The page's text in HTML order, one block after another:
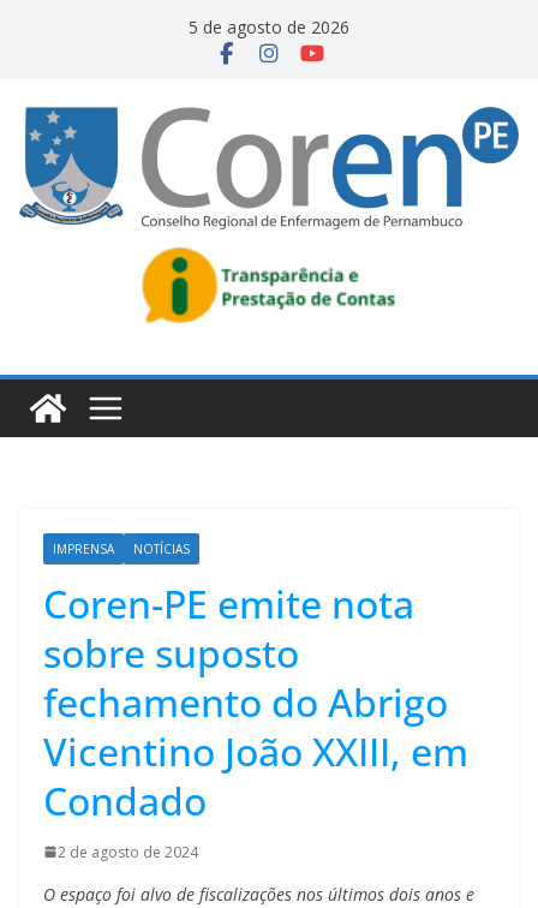
5 de agosto de 2026
IMPRENSA NOTÍCIAS
Coren-PE emite nota
sobre suposto
fechamento do Abrigo
Vicentino João XXIII, em
Condado
2 de agosto de 2024
O espaço foi alvo de fiscalizações nos últimos dois anos e